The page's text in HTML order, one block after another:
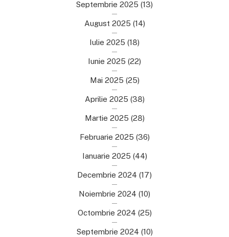
Septembrie 2025 (13)
August 2025 (14)
Iulie 2025 (18)
Iunie 2025 (22)
Mai 2025 (25)
Aprilie 2025 (38)
Martie 2025 (28)
Februarie 2025 (36)
Ianuarie 2025 (44)
Decembrie 2024 (17)
Noiembrie 2024 (10)
Octombrie 2024 (25)
Septembrie 2024 (10)